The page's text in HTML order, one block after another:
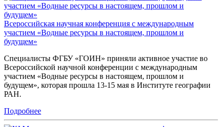
Всероссийская научная конференция с международным
участием «Водные ресурсы в настоящем, прошлом и
будущем»
Специалисты ФГБУ «ГОИН» приняли активное участие во
Всероссийской научной конференции с международным
участием «Водные ресурсы в настоящем, прошлом и
будущем», которая прошла 13-15 мая в Институте географии
РАН.
Подробнее